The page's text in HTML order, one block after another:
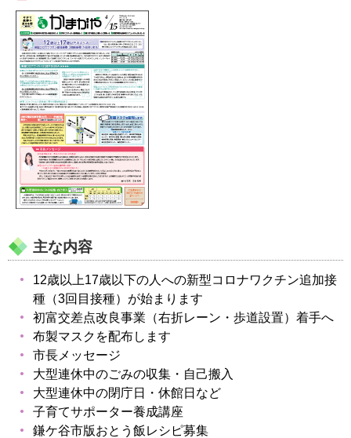
主な内容
12歳以上17歳以下の人への新型コロナワクチン追加接
種（3回目接種）が始まります
初富交差点改良事業（右折レーン・歩道設置）着手へ
布製マスクを配布します
市長メッセージ
大型連休中のごみの収集・自己搬入
大型連休中の閉庁日・休館日など
子育てサポーター養成講座
鎌ケ谷市版おとう飯レシピ募集